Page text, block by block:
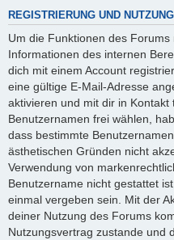
REGISTRIERUNG UND NUTZUNG
Um die Funktionen des
Informationen des internen
dich mit einem Account
eine gültige E-Mail-Adresse
aktivieren und mit dir in
Benutzernamen frei wählen,
dass bestimmte
ästhetischen Gründen nicht
Verwendung von
Benutzername nicht gestattet
einmal vergeben sein. Mit der
deiner Nutzung des Forums
Nutzungsvertrag zustande und